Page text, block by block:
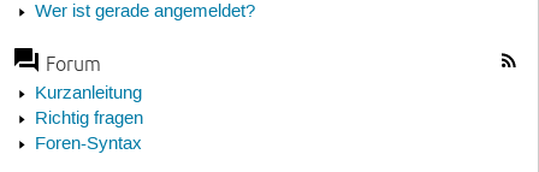
Wer ist gerade angemeldet?
Forum
Kurzanleitung
Richtig fragen
Foren-Syntax